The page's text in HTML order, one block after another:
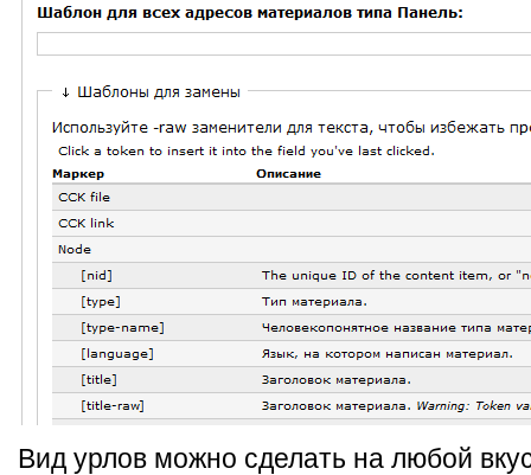
Вид урлов можно сделать на любой